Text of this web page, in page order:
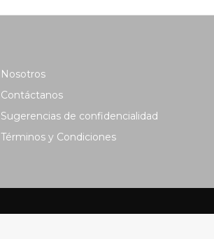
Nosotros
Contáctanos
Sugerencias de confidencialidad
Términos y Condiciones